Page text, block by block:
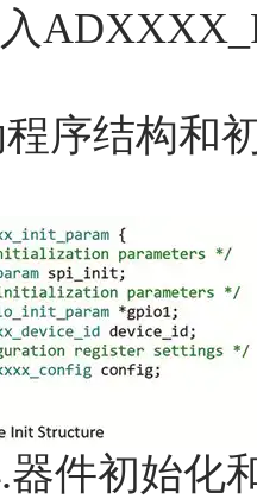
序结构和
器件初始化